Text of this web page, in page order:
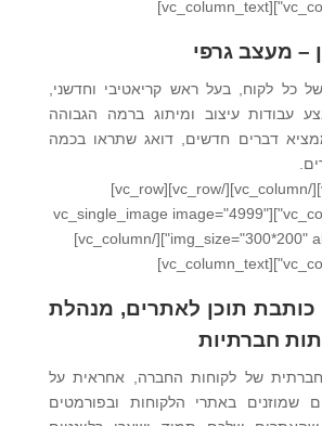
– מעצב גרפי
כל לקוח, בעל ראש קריאטיבי וחדשני,
עבודות עיצוב ומיתוג ברמה הגבוהה
דברים חדשים, דואג שתראו בכמה
[/vc_column_text][/vc_column][/vc_row][vc_row]
[vc_column width="1/3"][vc_single_image image="4999"
img_size="300*200" alignment="center"][/vc_column]
כותבת תוכן לאתרים, מנהלת
חברתיות
של לקוחות החברה, אחראית על
שמוזנים באתרי הלקוחות ובפורמטים